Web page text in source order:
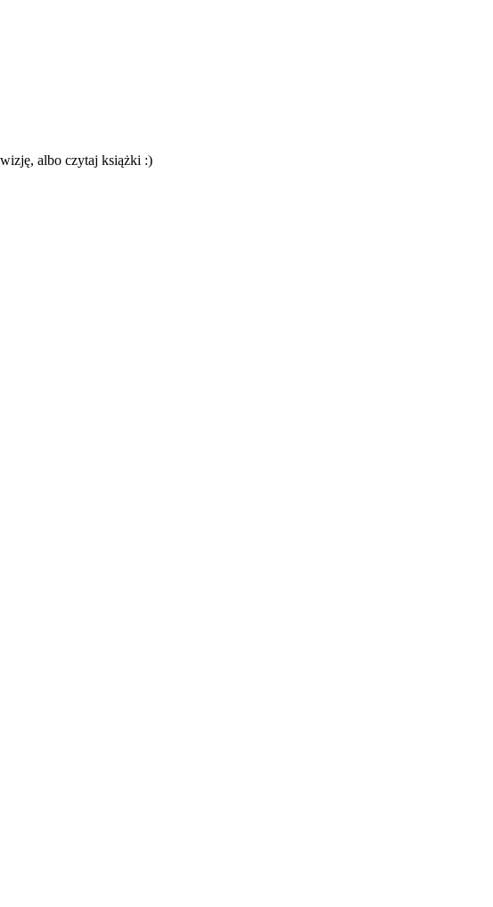
albo czytaj książki :)